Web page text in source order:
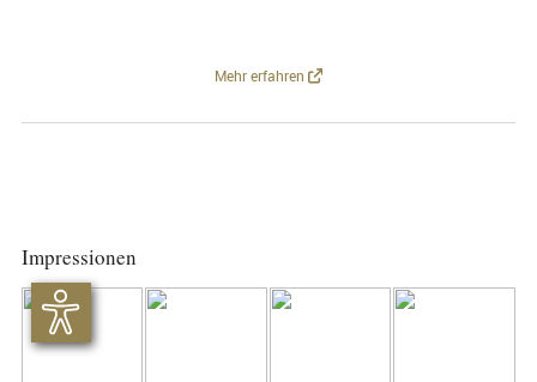
Mehr erfahren
Impressionen